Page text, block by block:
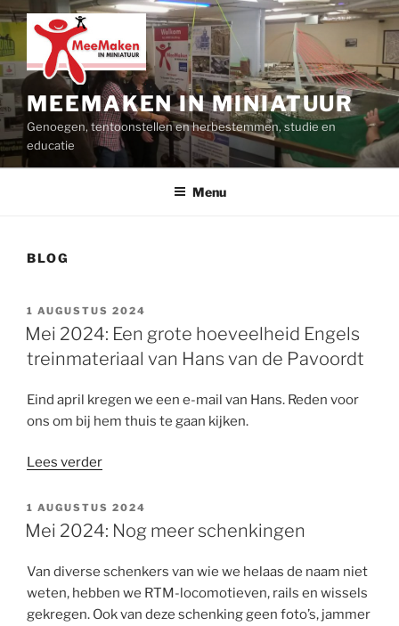
Ga
naar
de
inhoud
MEEMAKEN IN MINIATUUR
Genoegen, tentoonstellen en herbestemmen, studie en
educatie
Menu
BLOG
GEPLAATST
OP
1 AUGUSTUS 2024
Mei 2024: Een grote hoeveelheid Engels
treinmateriaal van Hans van de Pavoordt
Eind april kregen we een e-mail van Hans. Reden voor
ons om bij hem thuis te gaan kijken.
Lees verder“Mei
Een
grote
Engels
treinmateriaal
van
GEPLAATST
OP
1 AUGUSTUS 2024
Mei 2024: Nog meer schenkingen
Van diverse schenkers van wie we helaas de naam niet
weten, hebben we RTM-locomotieven, rails en wissels
gekregen. Ook van deze schenking geen foto’s, jammer